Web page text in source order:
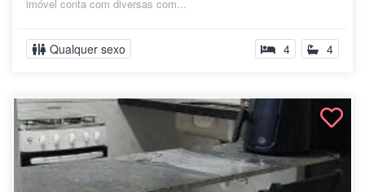
imóvel conta com diversas com...
Qualquer sexo 4 4